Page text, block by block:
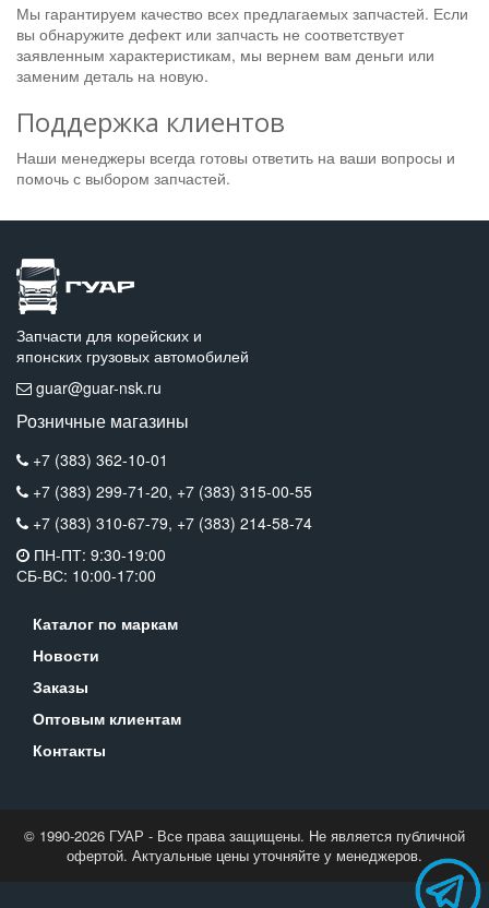
Мы гарантируем качество всех предлагаемых запчастей. Если
вы обнаружите дефект или запчасть не соответствует
заявленным характеристикам, мы вернем вам деньги или
заменим деталь на новую.
Поддержка клиентов
Наши менеджеры всегда готовы ответить на ваши вопросы и
помочь с выбором запчастей.
Запчасти для корейских и
японских грузовых автомобилей
guar@guar-nsk.ru
Розничные магазины
+7 (383) 362-10-01
+7 (383) 299-71-20, +7 (383) 315-00-55
+7 (383) 310-67-79, +7 (383) 214-58-74
ПН-ПТ: 9:30-19:00
СБ-ВС: 10:00-17:00
Каталог по маркам
Новости
Заказы
Оптовым клиентам
Контакты
© 1990-2026 ГУАР - Все права защищены. Не является публичной
офертой. Актуальные цены уточняйте у менеджеров.